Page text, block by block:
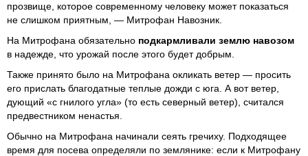
прозвище, которое современному человеку может показаться
не слишком приятным, — Митрофан Навозник.
На Митрофана обязательно подкармливали землю навозом
в надежде, что урожай после этого будет добрым.
Также принято было на Митрофана окликать ветер — просить
его прислать благодатные теплые дожди с юга. А вот ветер,
дующий «с гнилого угла» (то есть северный ветер), считался
предвестником ненастья.
Обычно на Митрофана начинали сеять гречиху. Подходящее
время для посева определяли по землянике: если к Митрофану